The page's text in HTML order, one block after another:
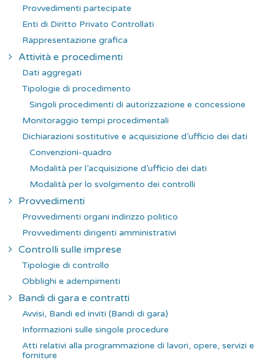
Provvedimenti partecipate
Enti di Diritto Privato Controllati
Rappresentazione grafica
Attività e procedimenti
Dati aggregati
Tipologie di procedimento
Singoli procedimenti di autorizzazione e concessione
Monitoraggio tempi procedimentali
Dichiarazioni sostitutive e acquisizione d’ufficio dei dati
Convenzioni-quadro
Modalità per l’acquisizione d’ufficio dei dati
Modalità per lo svolgimento dei controlli
Provvedimenti
Provvedimenti organi indirizzo politico
Provvedimenti dirigenti amministrativi
Controlli sulle imprese
Tipologie di controllo
Obblighi e adempimenti
Bandi di gara e contratti
Avvisi, Bandi ed inviti (Bandi di gara)
Informazioni sulle singole procedure
Atti relativi alla programmazione di lavori, opere, servizi e
forniture